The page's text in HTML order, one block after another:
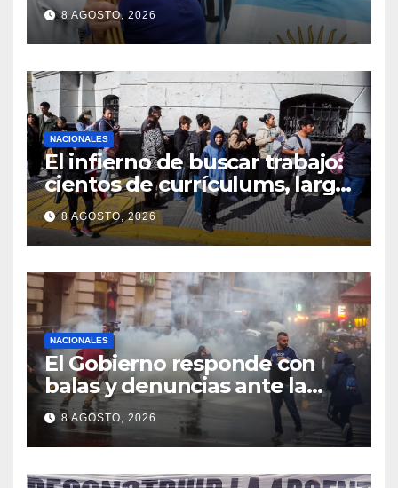
8 AGOSTO, 2026
NACIONALES
El infierno de buscar trabajo:
cientos de currículums, larga
espera y menos puestos
registrados
8 AGOSTO, 2026
NACIONALES
El Gobierno responde con
balas y denuncias ante la
protesta
8 AGOSTO, 2026